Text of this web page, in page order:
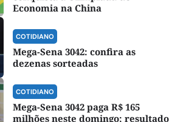
Economia na China
COTIDIANO
Mega-Sena 3042: confira as
dezenas sorteadas
COTIDIANO
Mega-Sena 3042 paga R$ 165
milhões neste domingo; resultado